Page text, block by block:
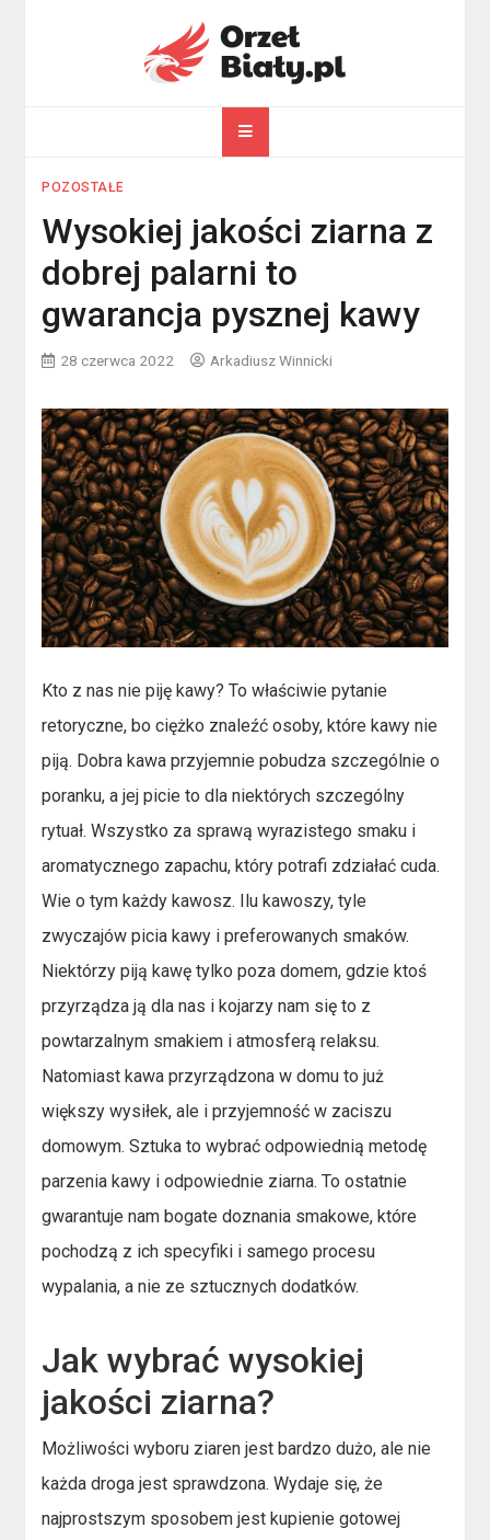
orzelbialy.pl
POZOSTAŁE
Wysokiej jakości ziarna z
dobrej palarni to
gwarancja pysznej kawy
28 czerwca 2022 Arkadiusz Winnicki
Kto z nas nie piję kawy? To właściwie pytanie
retoryczne, bo ciężko znaleźć osoby, które kawy nie
piją. Dobra kawa przyjemnie pobudza szczególnie o
poranku, a jej picie to dla niektórych szczególny
rytuał. Wszystko za sprawą wyrazistego smaku i
aromatycznego zapachu, który potrafi zdziałać cuda.
Wie o tym każdy kawosz. Ilu kawoszy, tyle
zwyczajów picia kawy i preferowanych smaków.
Niektórzy piją kawę tylko poza domem, gdzie ktoś
przyrządza ją dla nas i kojarzy nam się to z
powtarzalnym smakiem i atmosferą relaksu.
Natomiast kawa przyrządzona w domu to już
większy wysiłek, ale i przyjemność w zaciszu
domowym. Sztuka to wybrać odpowiednią metodę
parzenia kawy i odpowiednie ziarna. To ostatnie
gwarantuje nam bogate doznania smakowe, które
pochodzą z ich specyfiki i samego procesu
wypalania, a nie ze sztucznych dodatków.
Jak wybrać wysokiej
jakości ziarna?
Możliwości wyboru ziaren jest bardzo dużo, ale nie
każda droga jest sprawdzona. Wydaje się, że
najprostszym sposobem jest kupienie gotowej